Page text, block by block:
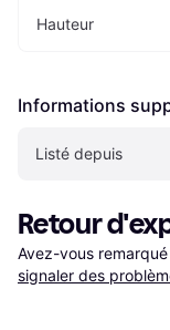
Hauteur
Informations
Listé depuis
Retour
Avez-vous
signaler des